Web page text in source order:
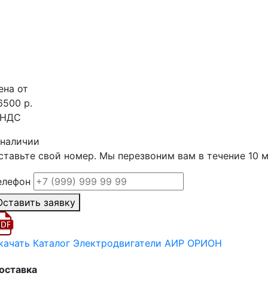
от
р.
свой номер. Мы перезвоним вам в течение 10
заявку
Каталог Электродвигатели АИР ОРИОН